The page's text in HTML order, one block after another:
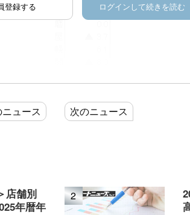
登録する ログインして続きを読む
ュース 次のニュース
店舗別
年暦年
2